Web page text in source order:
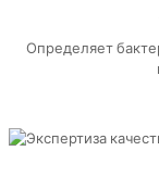
Определяет